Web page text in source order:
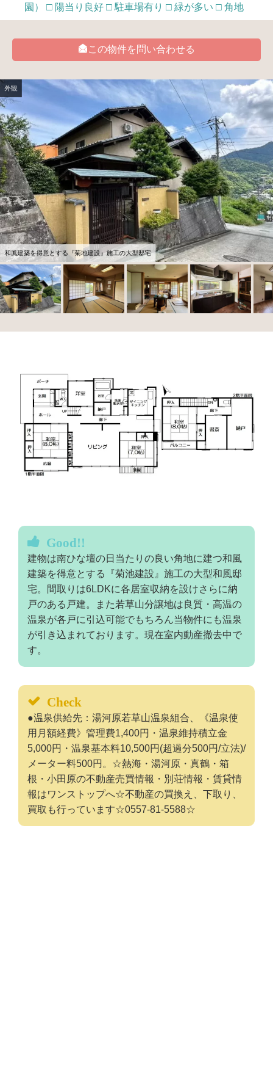
園） □ 陽当り良好 □ 駐車場有り □ 緑が多い □ 角地
この物件を問い合わせる
外観
和風建築を得意とする『菊地建設』施工の大型邸宅
Good!!
建物は南ひな壇の日当たりの良い角地に建つ和風
建築を得意とする『菊池建設』施工の大型和風邸
宅。間取りは6LDKに各居室収納を設けさらに納
戸のある戸建。また若草山分譲地は良質・高温の
温泉が各戸に引込可能でもちろん当物件にも温泉
が引き込まれております。現在室内動産撤去中で
す。
Check
●温泉供給先：湯河原若草山温泉組合、《温泉使
用月額経費》管理費1,400円・温泉維持積立金
5,000円・温泉基本料10,500円(超過分500円/立法)/
メーター料500円。☆熱海・湯河原・真鶴・箱
根・小田原の不動産売買情報・別荘情報・賃貸情
報はワンストップへ☆不動産の買換え、下取り、
買取も行っています☆0557-81-5588☆